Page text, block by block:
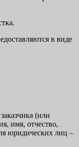
в виде
(или
имя, отчество,
юридических лиц –